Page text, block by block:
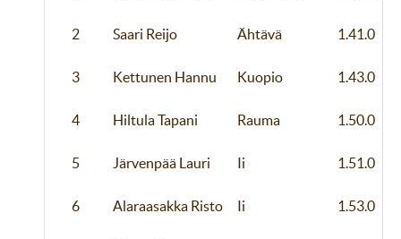
2 Saari Reijo Ähtävä 1.41.0
3 Kettunen Hannu Kuopio 1.43.0
4 Hiltula Tapani Rauma 1.50.0
5 Järvenpää Lauri Ii 1.51.0
6 Alaraasakka Risto Ii 1.53.0